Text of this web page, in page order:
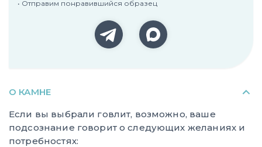
• Отправим понравившийся образец
О КАМНЕ
Если вы выбрали говлит, возможно, ваше
подсознание говорит о следующих желаниях и
потребностях: